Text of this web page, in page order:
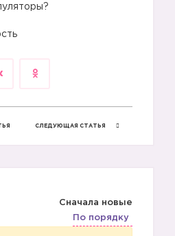
👨‍👩‍👧
👩
СЛЕДУЮЩАЯ СТАТЬЯ
Сначала новые
По порядку